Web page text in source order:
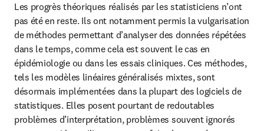
Les progrès théoriques réalisés par les statisticiens n’ont
pas été en reste. Ils ont notamment permis la vulgarisation
de méthodes permettant d’analyser des données répétées
dans le temps, comme cela est souvent le cas en
épidémiologie ou dans les essais cliniques. Ces méthodes,
tels les modèles linéaires généralisés mixtes, sont
désormais implémentées dans la plupart des logiciels de
statistiques. Elles posent pourtant de redoutables
problèmes d’interprétation, problèmes souvent ignorés